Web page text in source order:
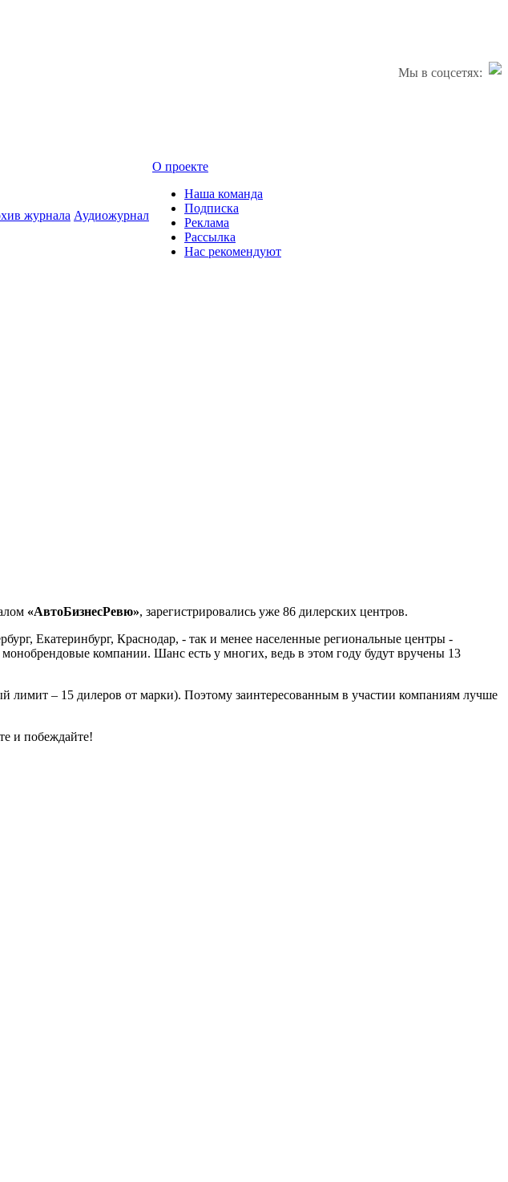
Мы в соцсетях:
журнала Аудиожурнал
О проекте
Наша команда
Подписка
Реклама
Рассылка
Нас рекомендуют
«АвтоБизнесРевю», зарегистрировались уже 86 дилерских центров.
Екатеринбург, Краснодар, - так и менее населенные региональные центры -
компании. Шанс есть у многих, ведь в этом году будут вручены 13
– 15 дилеров от марки). Поэтому заинтересованным в участии компаниям лучше
и побеждайте!